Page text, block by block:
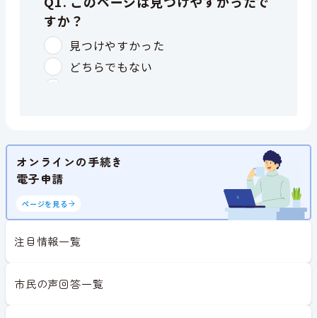
オンラインの手続き
電子申請
ページを見る
注目情報一覧
市民の声回答一覧